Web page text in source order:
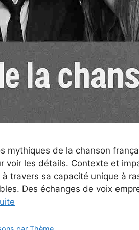
mythiques de la chanson
voir les détails. Contexte et
à travers sa capacité unique à
Des échanges de voix